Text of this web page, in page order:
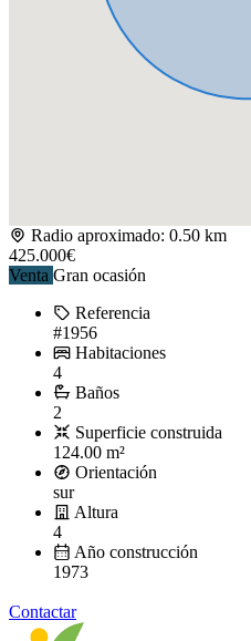
Radio aproximado: 0.50 km
425.000€
Venta Gran ocasión
Referencia
#1956
Habitaciones
4
Baños
2
Superficie construida
124.00 m²
Orientación
sur
Altura
4
Año construcción
1973
Contactar